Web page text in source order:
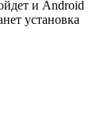
и Android
установка